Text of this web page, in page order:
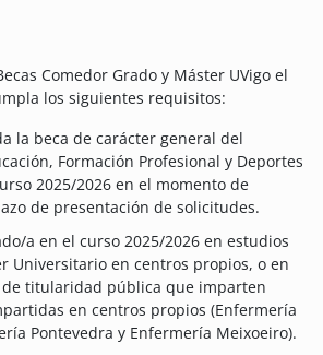
Comedor Grado y Máster UVigo el
los siguientes requisitos:
la beca de carácter general del
Formación Profesional y Deportes
2025/2026 en el momento de
de presentación de solicitudes.
a en el curso 2025/2026 en estudios
Universitario en centros propios, o en
titularidad pública que imparten
en centros propios (Enfermería
Pontevedra y Enfermería Meixoeiro).